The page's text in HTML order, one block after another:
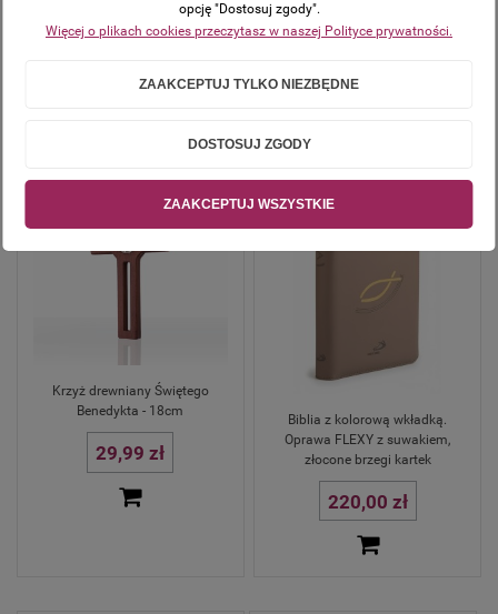
4,99 zł
Krzyż drewniany Świętego
Benedykta - 18cm
29,99 zł
Biblia z kolorową wkładką.
Oprawa FLEXY z suwakiem,
złocone brzegi kartek
220,00 zł
opcję "Dostosuj zgody".
Więcej o plikach cookies przeczytasz w naszej Polityce prywatności.
ZAAKCEPTUJ TYLKO NIEZBĘDNE
DOSTOSUJ ZGODY
ZAAKCEPTUJ WSZYSTKIE